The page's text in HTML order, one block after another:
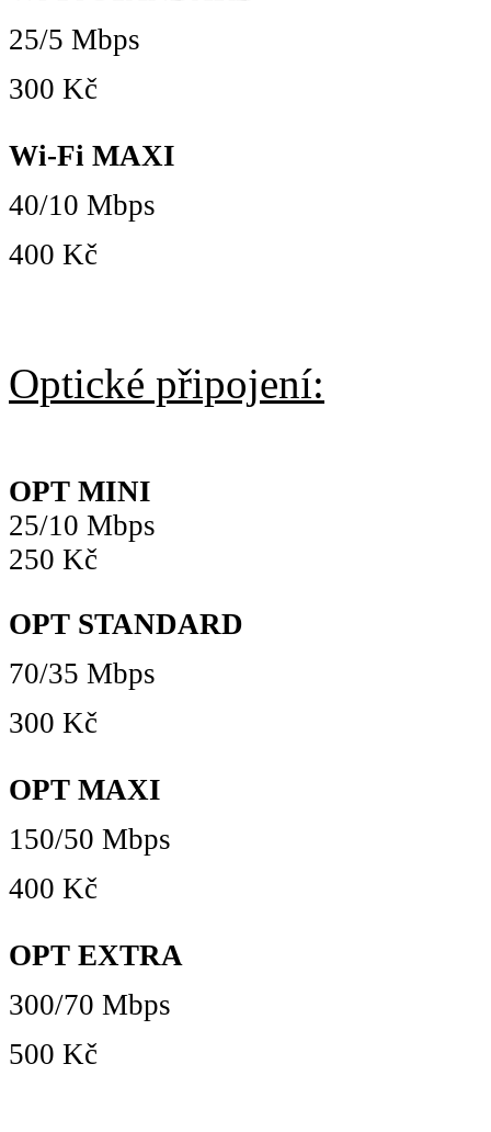
25/5 Mbps
300 Kč
Wi-Fi MAXI
40/10 Mbps
400 Kč
Optické připojení:
OPT MINI
25/10 Mbps
250 Kč
OPT STANDARD
70/35 Mbps
300 Kč
OPT MAXI
150/50 Mbps
400 Kč
OPT EXTRA
300/70 Mbps
500 Kč